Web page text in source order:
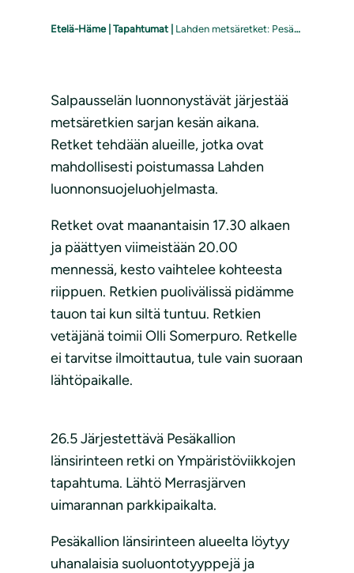
Etelä-Häme| Tapahtumat Lahden metsäretket: Pesäkallio
Salpausselän luonnonystävät järjestää
metsäretkien sarjan kesän aikana.
Retket tehdään alueille, jotka ovat
mahdollisesti poistumassa Lahden
luonnonsuojeluohjelmasta.
Retket ovat maanantaisin 17.30 alkaen
ja päättyen viimeistään 20.00
mennessä, kesto vaihtelee kohteesta
riippuen. Retkien puolivälissä pidämme
tauon tai kun siltä tuntuu. Retkien
vetäjänä toimii Olli Somerpuro. Retkelle
ei tarvitse ilmoittautua, tule vain suoraan
lähtöpaikalle.
26.5 Järjestettävä Pesäkallion
länsirinteen retki on Ympäristöviikkojen
tapahtuma. Lähtö Merrasjärven
uimarannan parkkipaikalta.
Pesäkallion länsirinteen alueelta löytyy
uhanalaisia suoluontotyyppejä ja